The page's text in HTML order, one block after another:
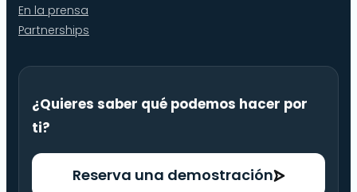
En la prensa
Partnerships
¿Quieres saber qué podemos hacer por
ti?
Reserva una demostración